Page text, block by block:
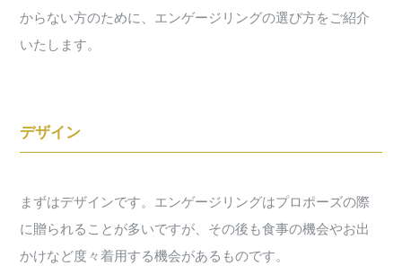
からない方のために、エンゲージリングの選び方をご紹介
いたします。
デザイン
まずはデザインです。エンゲージリングはプロポーズの際
に贈られることが多いですが、その後も食事の機会やお出
かけなど度々着用する機会があるものです。